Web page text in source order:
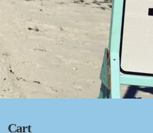
Cart